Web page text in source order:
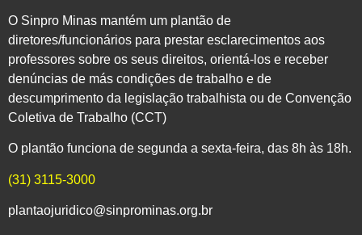
O Sinpro Minas mantém um plantão de
diretores/funcionários para prestar esclarecimentos aos
professores sobre os seus direitos, orientá-los e receber
denúncias de más condições de trabalho e de
descumprimento da legislação trabalhista ou de Convenção
Coletiva de Trabalho (CCT)
O plantão funciona de segunda a sexta-feira, das 8h às 18h.
(31) 3115-3000
plantaojuridico@sinprominas.org.br